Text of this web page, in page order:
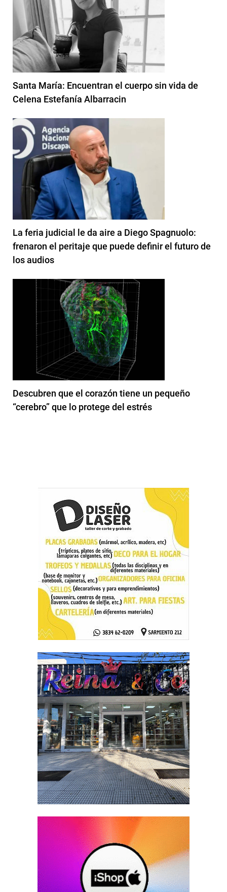
Santa María: Encuentran el cuerpo sin vida de
Celena Estefanía Albarracin
La feria judicial le da aire a Diego Spagnuolo:
frenaron el peritaje que puede definir el futuro de
los audios
Descubren que el corazón tiene un pequeño
“cerebro” que lo protege del estrés